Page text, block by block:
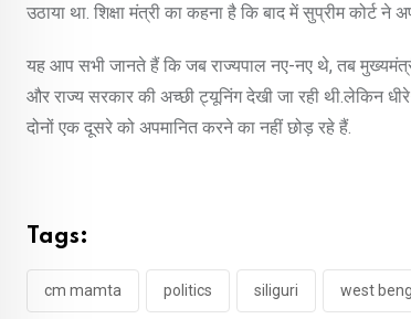
उठाया था. शिक्षा मंत्री का कहना है कि बाद में सुप्रीम कोर्ट
यह आप सभी जानते हैं कि जब राज्यपाल नए-नए थे, तब
और राज्य सरकार की अच्छी ट्यूनिंग देखी जा रही थी.लेकिन
दोनों एक दूसरे को अपमानित करने का नहीं छोड़ रहे हैं.
Tags:
cm mamta politics siliguri west